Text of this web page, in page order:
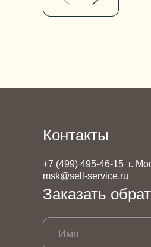
Контакты
+7 (499) 495-46-15
msk@sell-service.ru
г.
Заказать
Имя